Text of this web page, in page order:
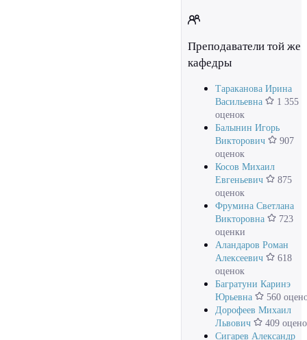
Преподаватели той же
кафедры
Тараканова Ирина
Васильевна
1 355
оценок
Балынин Игорь
Викторович
907
оценок
Косов Михаил
Евгеньевич
875
оценок
Фрумина Светлана
Викторовна
723
оценки
Аландаров Роман
Алексеевич
618
оценок
Багратуни Каринэ
Юрьевна
560
Дорофеев Михаил
Львович
409
Сигарев Александр